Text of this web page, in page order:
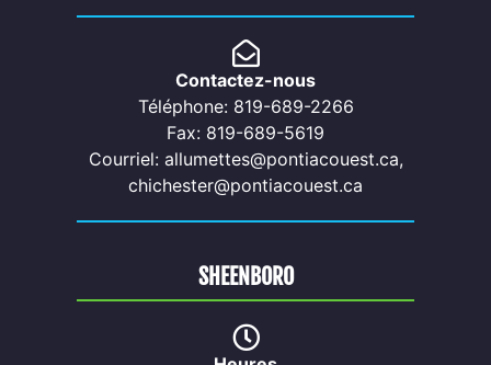
Contactez-nous
Téléphone: 819-689-2266
Fax: 819-689-5619
Courriel: allumettes@pontiacouest.ca,
chichester@pontiacouest.ca
SHEENBORO